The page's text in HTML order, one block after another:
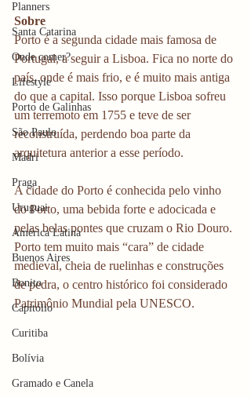
Planners
Santa Catarina
Onde comer?
Lifestyle
Porto de Galinhas
São Paulo
Madri
Praga
Uruguai
América Latina
Buenos Aires
Bonito
Capitólio
Curitiba
Bolívia
Gramado e Canela
Sobre
Porto é a segunda cidade mais famosa de
Portugal, a seguir a Lisboa. Fica no norte do
país, onde é mais frio, e é muito mais antiga
do que a capital. Isso porque Lisboa sofreu
um terremoto em 1755 e teve de ser
reconstruída, perdendo boa parte da
arquitetura anterior a esse período.
A cidade do Porto é conhecida pelo vinho
do Porto, uma bebida forte e adocicada e
pelas belas pontes que cruzam o Rio Douro.
Porto tem muito mais “cara” de cidade
medieval, cheia de ruelinhas e construções
de pedra, o centro histórico foi considerado
Patrimônio Mundial pela UNESCO.